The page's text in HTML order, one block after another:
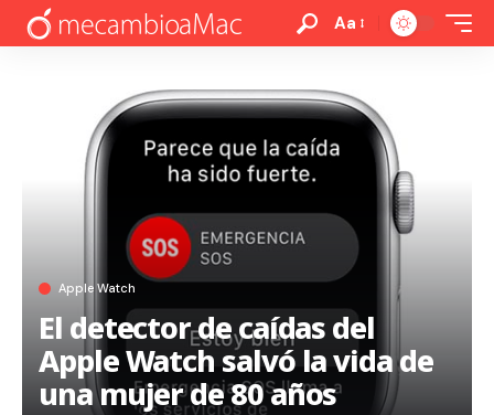
Aa
Apple Watch
El detector de caídas del
Apple Watch salvó la vida de
una mujer de 80 años